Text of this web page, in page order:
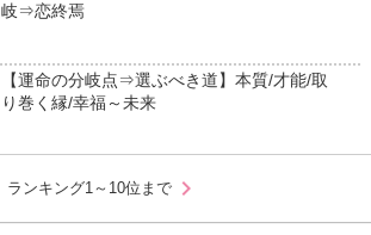
岐⇒恋終焉
【運命の分岐点⇒選ぶべき道】本質/才能/取
り巻く縁/幸福～未来
ランキング1～10位まで chevron_right